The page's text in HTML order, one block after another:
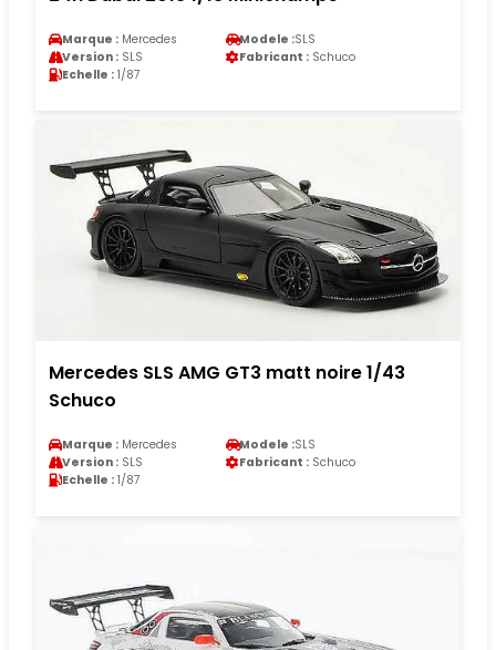
Marque : Mercedes Modele :SLS
Version : SLS Fabricant : Schuco
Echelle : 1/87
Mercedes SLS AMG GT3 matt noire 1/43
Schuco
Marque : Mercedes Modele :SLS
Version : SLS Fabricant : Schuco
Echelle : 1/87